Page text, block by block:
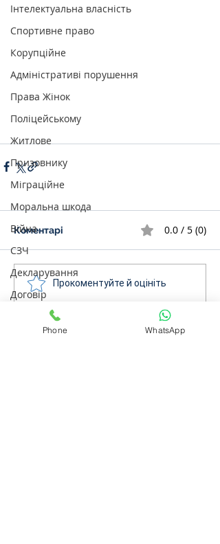
Інтелектуальна власність
Спортивне право
Корупційне
Адміністративі порушення
Права Жінок
Поліцейському
Житлове
Призовнику
Міграційне
Моральна шкода
Війна
СЗЧ
Декларування
Договір
Козачук. Практика
Ліквідаторам аварії на ЧАЕС
Коментарі 0.0 / 5 (0)
Прокоментуйте й оцініть
Phone WhatsApp